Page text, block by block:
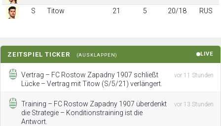
S
Titow 21 5 20/18 RUS
ZEITSPIEL TICKER (AUSKLAPPEN) LIVE
Vertrag – FC Rostow Zapadny 1907 schließt
Lücke – Vertrag mit Titow (S/5/21) verlängert.
vor 11 Stunden
Training – FC Rostow Zapadny 1907 überdenkt
die Strategie – Konditionstraining ist die
Antwort.
vor 13 Stunden